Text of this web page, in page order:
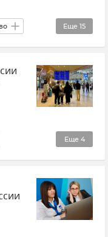
Еще 15
Таможня
Еще 4